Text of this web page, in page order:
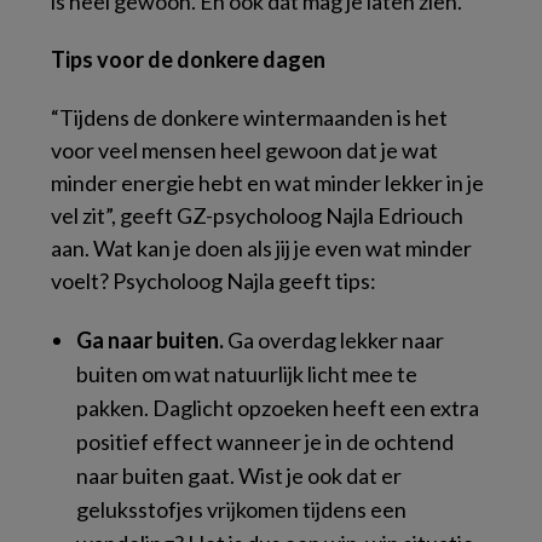
Tips voor de donkere dagen
“Tijdens de donkere wintermaanden is het
voor veel mensen heel gewoon dat je wat
minder energie hebt en wat minder lekker in je
vel zit”, geeft GZ-psycholoog Najla Edriouch
aan. Wat kan je doen als jij je even wat minder
voelt? Psycholoog Najla geeft tips:
Ga naar buiten.Ga overdag lekker naar
buiten om wat natuurlijk licht mee te
pakken. Daglicht opzoeken heeft een extra
positief effect wanneer je in de ochtend
naar buiten gaat. Wist je ook dat er
geluksstofjes vrijkomen tijdens een